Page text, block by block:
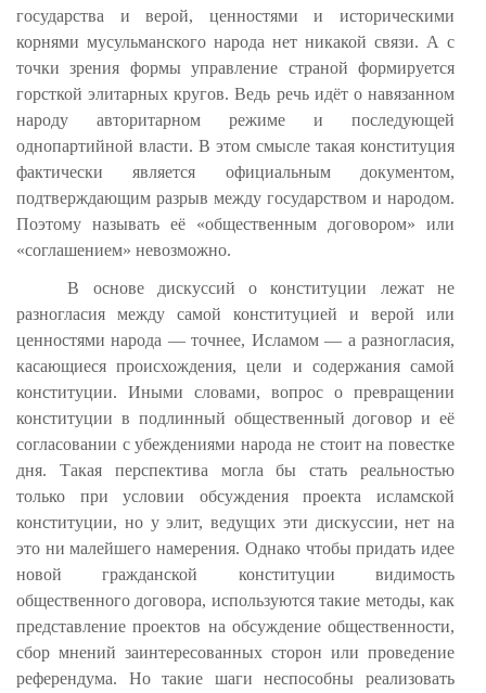
государства и верой, ценностями и историческими
корнями мусульманского народа нет никакой связи. А с
точки зрения формы управление страной формируется
горсткой элитарных кругов. Ведь речь идёт о навязанном
народу авторитарном режиме и последующей
однопартийной власти. В этом смысле такая конституция
фактически является официальным документом,
подтверждающим разрыв между государством и народом.
Поэтому называть её «общественным договором» или
«соглашением» невозможно.
В основе дискуссий о конституции лежат не
разногласия между самой конституцией и верой или
ценностями народа — точнее, Исламом — а разногласия,
касающиеся происхождения, цели и содержания самой
конституции. Иными словами, вопрос о превращении
конституции в подлинный общественный договор и её
согласовании с убеждениями народа не стоит на повестке
дня. Такая перспектива могла бы стать реальностью
только при условии обсуждения проекта исламской
конституции, но у элит, ведущих эти дискуссии, нет на
это ни малейшего намерения. Однако чтобы придать идее
новой гражданской конституции видимость
общественного договора, используются такие методы, как
представление проектов на обсуждение общественности,
сбор мнений заинтересованных сторон или проведение
референдума. Но такие шаги неспособны реализовать